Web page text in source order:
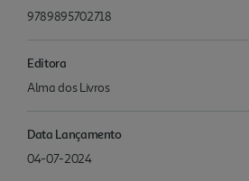
9789895702718
Editora
Alma dos Livros
Data Lançamento
04-07-2024